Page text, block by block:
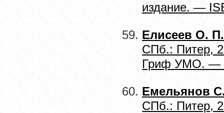
издание. —
Елисеев О. П.
СПб.: Питер,
Гриф УМО. —
Емельянов
СПб.: Питер,